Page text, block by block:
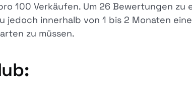
100 Verkäufen. Um 26 Bewertungen zu
innerhalb von 1 bis 2 Monaten
zu müssen.